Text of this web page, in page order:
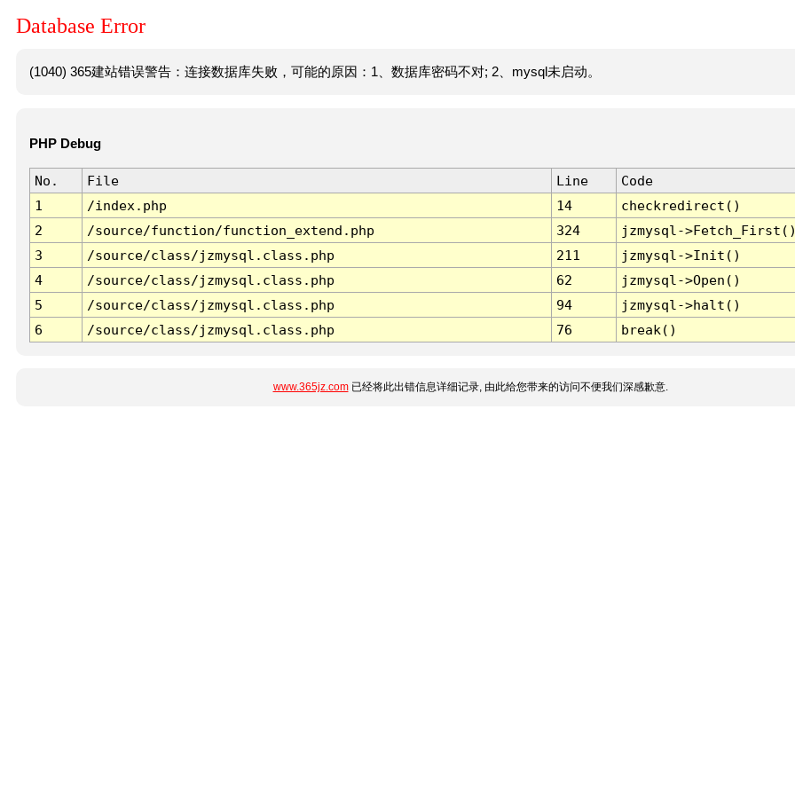
Database Error
(1040) 365建站错误警告：连接数据库失败，可能的原因：1、数据库密码不对; 2、mysql未启动。
PHP Debug
No. File Line
Code
1
/index.php 14
checkredirect()
2
/source/function/function_extend.php 324
jzmysql-
3
/source/class/jzmysql.class.php 211
jzmysql->Init()
4
/source/class/jzmysql.class.php 62
jzmysql->Open()
5
/source/class/jzmysql.class.php 94
jzmysql->halt()
6
/source/class/jzmysql.class.php 76 break()
www.365jz.com已经将此出错信息详细记录, 由此给您带来的访问不便我们深感歉意.